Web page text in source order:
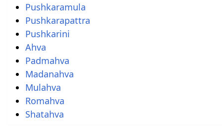
Pushkaramula
Pushkarapattra
Pushkarini
Ahva
Padmahva
Madanahva
Mulahva
Romahva
Shatahva